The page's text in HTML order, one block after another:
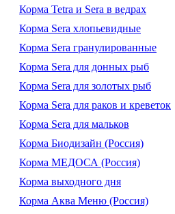
Корма Tetra и Sera в ведрах
Корма Sera хлопьевидные
Корма Sera гранулированные
Корма Sera для донных рыб
Корма Sera для золотых рыб
Корма Sera для раков и креветок
Корма Sera для мальков
Корма Биодизайн (Россия)
Корма МЕДОСА (Россия)
Корма выходного дня
Корма Аква Меню (Россия)